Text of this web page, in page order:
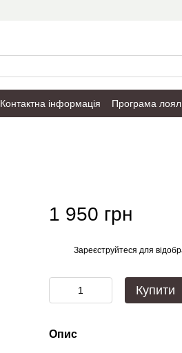
Контактна інформація Програма
1 950 грн
Зареєструйтеся для
Купити
Опис